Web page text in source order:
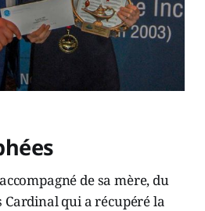
de sa mère, du
Cardinal qui a récupéré la